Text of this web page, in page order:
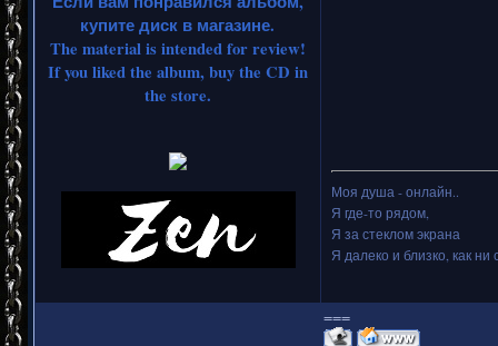
купите диск в магазине.
The material is intended for review!
If you liked the album, buy the CD in
the store.
Моя душа - онлайн..
Я где-то рядом,
Я за стеклом экрана
Я далеко и близко, как ни
===